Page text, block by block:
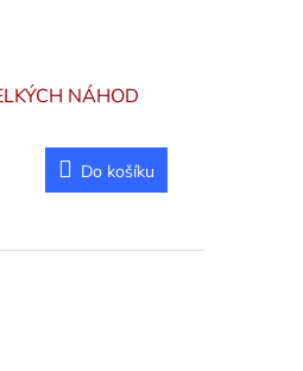
NÁHOD
Do košíku